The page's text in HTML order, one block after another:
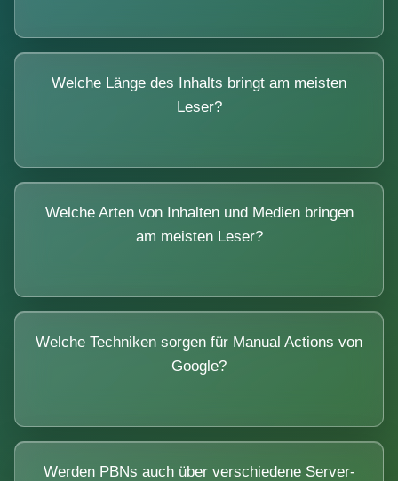
Welche Länge des Inhalts bringt am meisten
Leser?
Welche Arten von Inhalten und Medien bringen
am meisten Leser?
Welche Techniken sorgen für Manual Actions von
Google?
Werden PBNs auch über verschiedene Server-